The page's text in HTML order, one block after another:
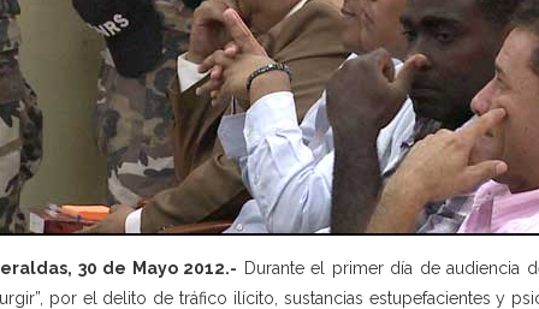
30 de Mayo 2012.- Durante el primer día de audiencia
por el delito de tráfico ilícito, sustancias estupefacientes y